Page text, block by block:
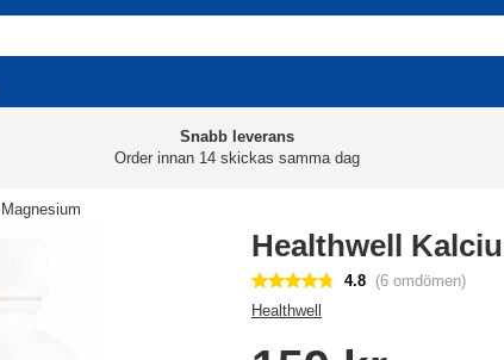
Snabb leverans
Order innan 14 skickas samma dag
Magnesium
Healthwell
4.8 (6 omdömen)
Healthwell